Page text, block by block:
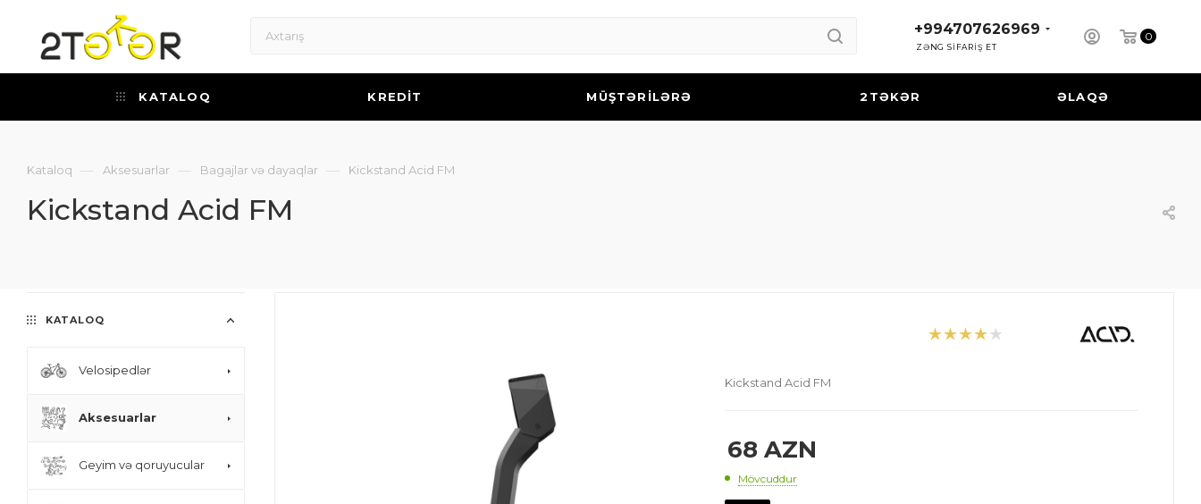
0
+994707626969
ZƏNG SİFARİŞ ET
KATALOQ KREDİT MÜŞTƏRİLƏRƏ 2TƏKƏR ƏLAQƏ
Kataloq — Aksesuarlar — Bagajlar və dayaqlar — Kickstand Acid FM
Kickstand Acid FM
Kickstand Acid FM
68 AZN
Mövcuddur
KATALOQ
Velosipedlər
Aksesuarlar
Geyim və qoruyucular